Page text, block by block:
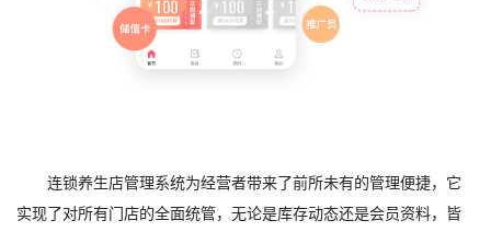
连锁养生店管理系统为经营者带来了前所未有的管理便捷，它
实现了对所有门店的全面统管，无论是库存动态还是会员资料，皆